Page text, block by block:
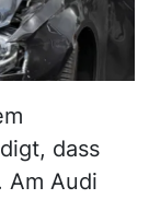
dass
Am Audi